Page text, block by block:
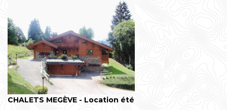
CHALETS MEGÈVE - Location été